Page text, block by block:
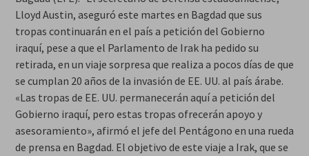
Lloyd Austin, aseguró este martes en Bagdad que sus
tropas continuarán en el país a petición del Gobierno
iraquí, pese a que el Parlamento de Irak ha pedido su
retirada, en un viaje sorpresa que realiza a pocos días de que
se cumplan 20 años de la invasión de EE. UU. al país árabe.
«Las tropas de EE. UU. permanecerán aquí a petición del
Gobierno iraquí, pero estas tropas ofrecerán apoyo y
asesoramiento», afirmó el jefe del Pentágono en una rueda
de prensa en Bagdad. El objetivo de este viaje a Irak, que se